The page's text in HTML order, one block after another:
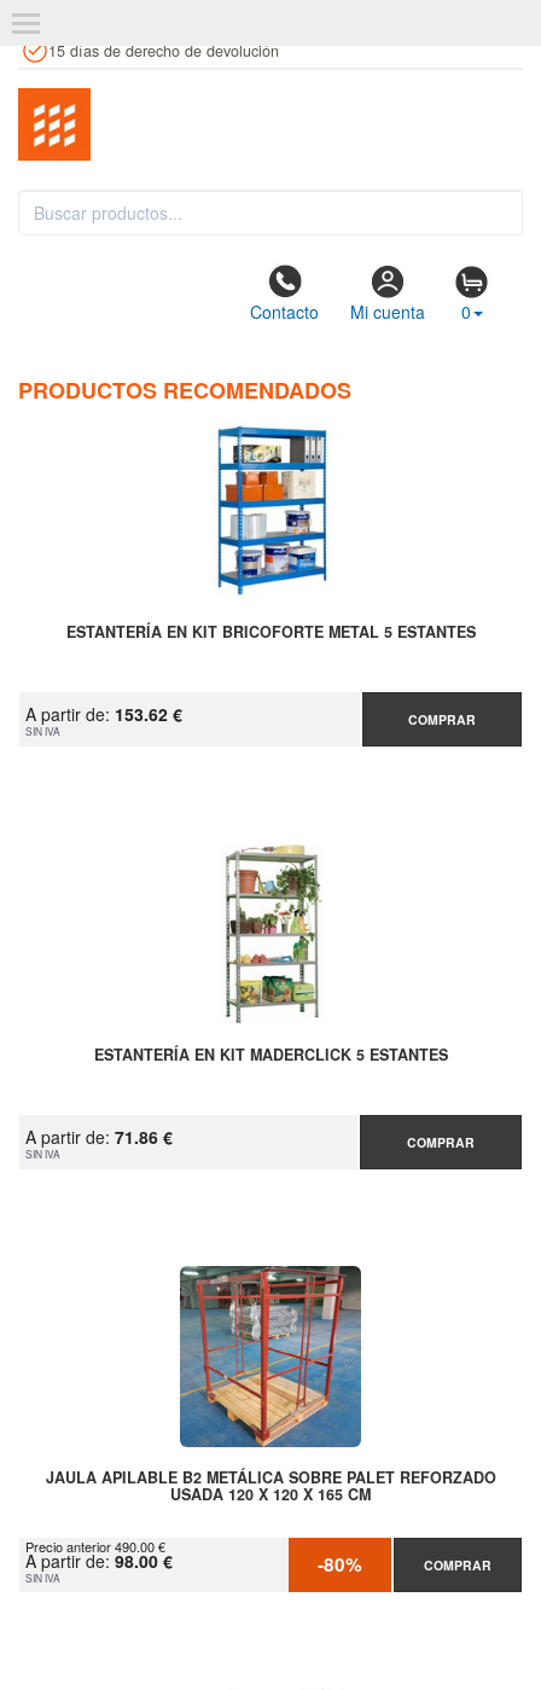
15 días de derecho de devolución
Contacto Mi cuenta 0
PRODUCTOS RECOMENDADOS
ESTANTERÍA EN KIT BRICOFORTE METAL 5 ESTANTES
A partir de: 153.62 €
SIN IVA
COMPRAR
ESTANTERÍA EN KIT MADERCLICK 5 ESTANTES
A partir de: 71.86 €
SIN IVA
COMPRAR
JAULA APILABLE B2 METÁLICA SOBRE PALET REFORZADO
USADA 120 X 120 X 165 CM
Precio anterior 490.00 €
A partir de: 98.00 €
SIN IVA -80% COMPRAR